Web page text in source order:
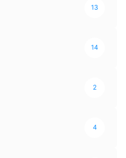
13
14
2
4